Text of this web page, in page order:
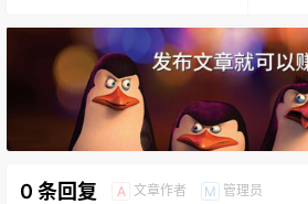
0 条回复 A 文章作者 M 管理员